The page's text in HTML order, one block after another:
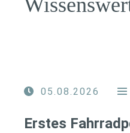
05.08.2026
Erstes